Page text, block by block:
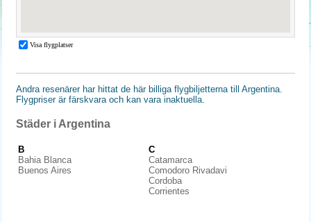
Andra resenärer har hittat de här billiga flygbiljetterna till Argentina.
Flygpriser är färskvara och kan vara inaktuella.
Städer i Argentina
B
Bahia Blanca
Buenos Aires
C
Catamarca
Comodoro Rivadavi
Cordoba
Corrientes